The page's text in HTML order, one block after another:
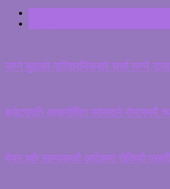
माग्ने बुढाको पारिश्रमिकबारे चर्चा माग्ने
बजेटप्रति आक्रोशित सांसदले रोष्ट्रममै
मेयर हर्क साम्पाङको आदेशमा रोकियो